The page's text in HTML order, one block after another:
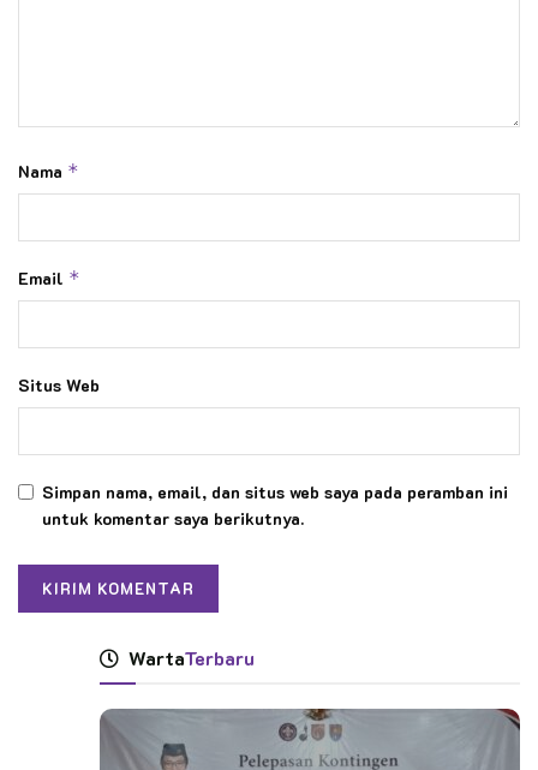
Nama *
Email *
Situs Web
Simpan nama, email, dan situs web saya pada peramban ini
untuk komentar saya berikutnya.
WartaTerbaru